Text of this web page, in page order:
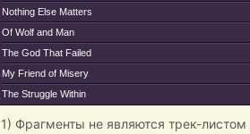
Nothing Else Matters
Of Wolf and Man
The God That Failed
My Friend of Misery
The Struggle Within
1) Фрагменты не являются трек-листом